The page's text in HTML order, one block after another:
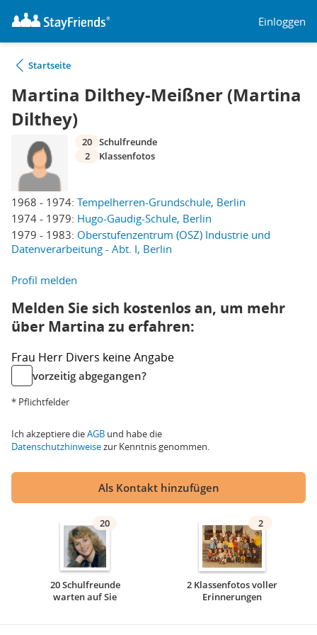
Einloggen
Startseite
Martina Dilthey-Meißner (Martina
Dilthey)
1968 - 1974: Tempelherren-Grundschule, Berlin
1974 - 1979: Hugo-Gaudig-Schule, Berlin
1979 - 1983: Oberstufenzentrum (OSZ) Industrie und
Datenverarbeitung - Abt. I, Berlin
20 Schulfreunde
2
Klassenfotos
Profil melden
Melden Sie sich kostenlos an, um mehr
über Martina zu erfahren:
Frau Herr Divers keine Angabe
vorzeitig abgegangen?
* Pflichtfelder
Ich akzeptiere dieAGB und habe die
Datenschutzhinweisezur Kenntnis genommen.
Als Kontakt hinzufügen
20
20 Schulfreunde
warten auf Sie
2
2 Klassenfotos voller
Erinnerungen